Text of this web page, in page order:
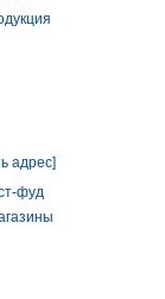
адрес]
фуд